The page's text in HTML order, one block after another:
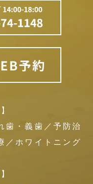
歯・義歯／予防治
／ホワイトニング